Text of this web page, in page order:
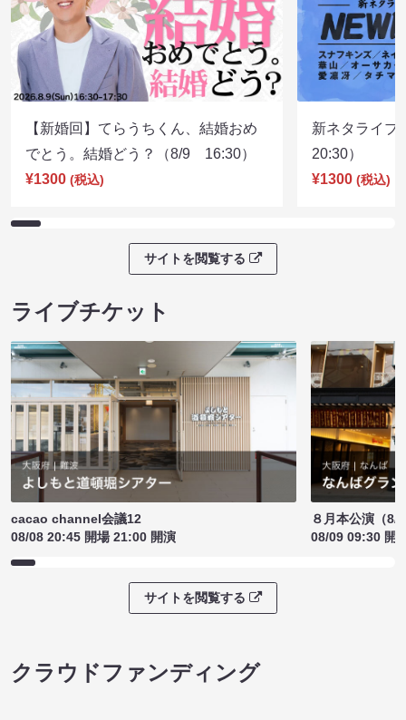
【新婚回】てらうちくん、結婚おめ
でとう。結婚どう？（8/9 16:30）
¥1300 (税込)
新ネタライ
20:30）
¥1300 (税込)
サイトを閲覧する
ライブチケット
cacao channel会議12
08/08 20:45 開場 21:00 開演
８月本公演（8/
08/09 09:30 開
サイトを閲覧する
クラウドファンディング